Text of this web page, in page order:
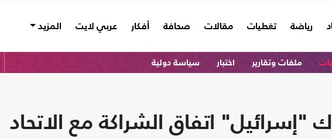
رياضة تغطيات مقالات صحافة أفكار عربي لايت المزيد
ملفات وتقارير اختبار سياسة دولية
"إسرائيل" اتفاق الشراكة مع الاتحاد